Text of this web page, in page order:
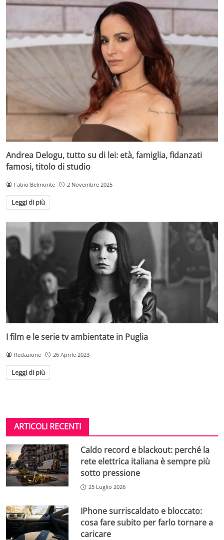
Andrea Delogu, tutto su di lei: età, famiglia, fidanzati
famosi, titolo di studio
Fabio Belmonte 2 Novembre 2025
Leggi di più
I film e le serie tv ambientate in Puglia
Redazione 26 Aprile 2023
Leggi di più
ARTICOLI RECENTI
Caldo record e blackout: perché la
rete elettrica italiana è sempre più
sotto pressione
25 Luglio 2026
IPhone surriscaldato e bloccato:
cosa fare subito per farlo tornare a
caricare